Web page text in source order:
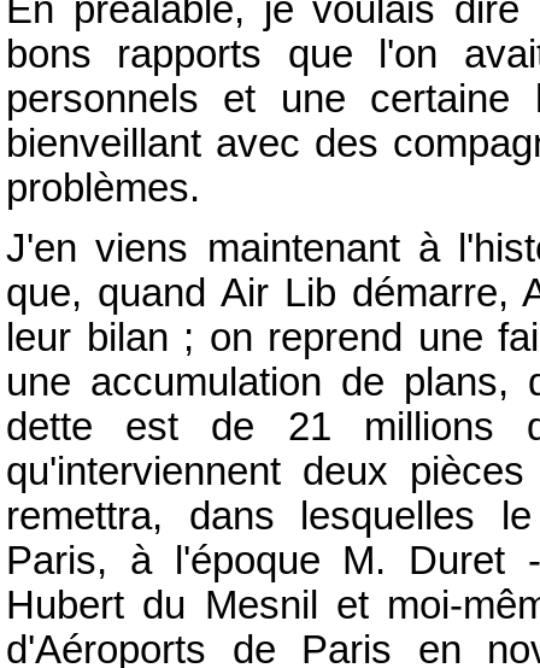
En préalable, je voulais
bons rapports que l'on
personnels et une certaine
bienveillant avec des
problèmes.
J'en viens maintenant à
que, quand Air Lib démarre,
leur bilan ; on reprend une
une accumulation de plans,
dette est de 21 millions
qu'interviennent deux
remettra, dans lesquelles
Paris, à l'époque M. Duret
Hubert du Mesnil et moi-
d'Aéroports de Paris en